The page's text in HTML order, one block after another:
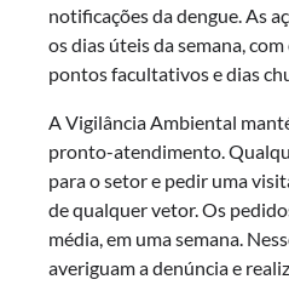
notificações da dengue. As
os dias úteis da semana,
pontos facultativos e dias
A Vigilância Ambiental
pronto-atendimento.
para o setor e pedir uma
de qualquer vetor. Os
média, em uma semana.
averiguam a denúncia e